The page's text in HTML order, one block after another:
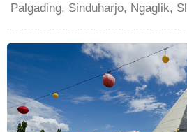
Palgading, Sinduharjo, Ngaglik,